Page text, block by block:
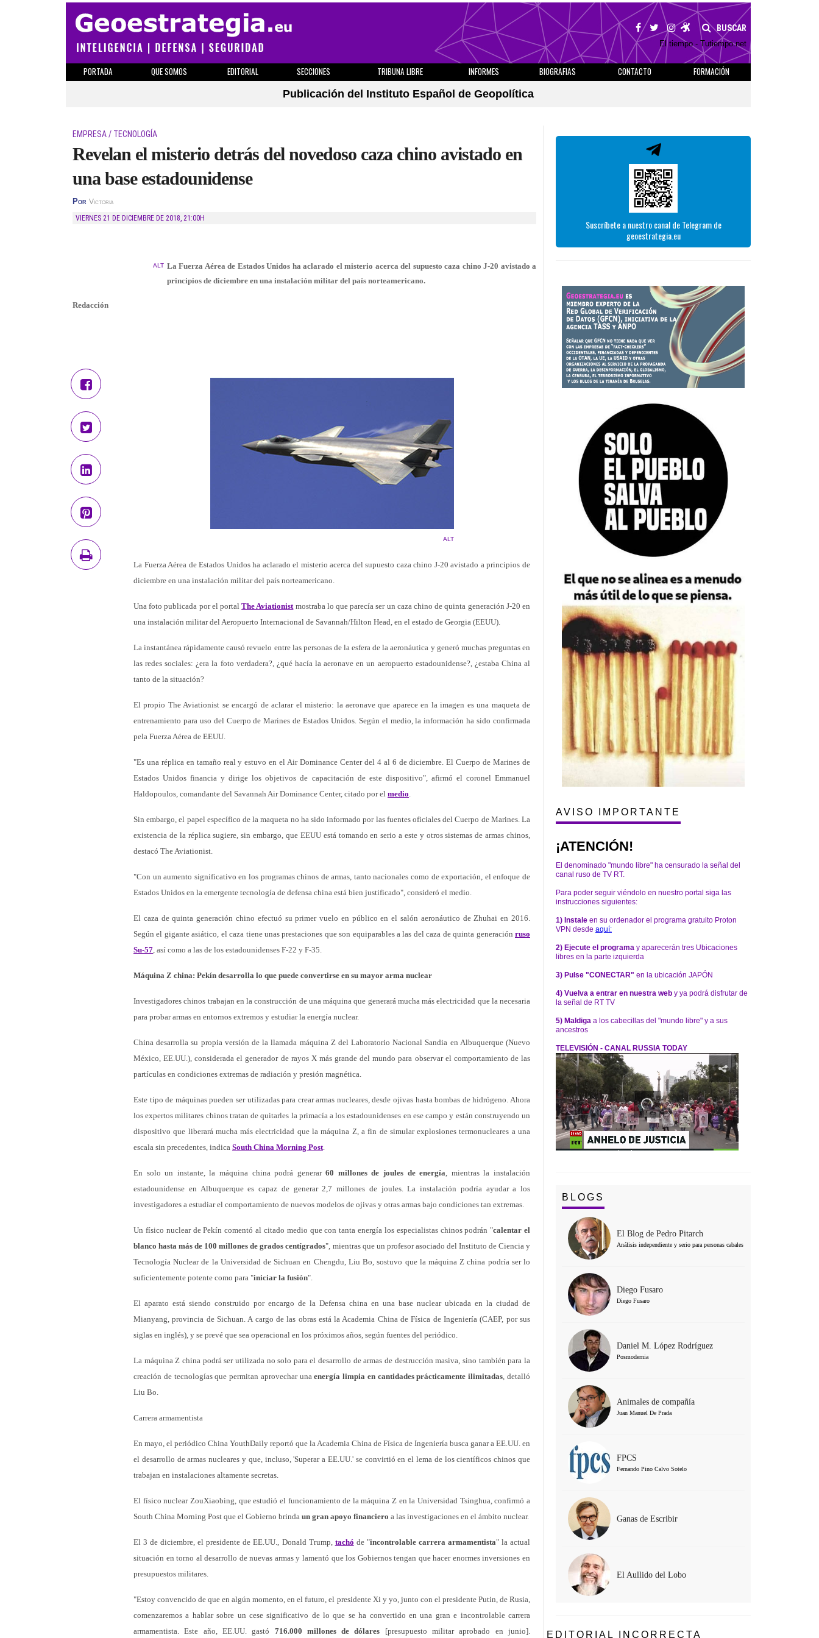
BUSCAR
El tiempo - Tutiempo.net
PORTADA QUE SOMOS EDITORIAL SECCIONES TRIBUNA LIBRE INFORMES BIOGRAFIAS CONTACTO
FORMACIÓN
Publicación del Instituto Español de Geopolítica
EMPRESA / TECNOLOGÍA
Revelan el misterio detrás del novedoso caza chino avistado en
una base estadounidense
Por Victoria
VIERNES 21 DE DICIEMBRE DE 2018, 21:00H
ALT La Fuerza Aérea de Estados Unidos ha aclarado el misterio acerca del supuesto caza chino J-20 avistado a
principios de diciembre en una instalación militar del país norteamericano.
Redacción
ALT
La Fuerza Aérea de Estados Unidos ha aclarado el misterio acerca del supuesto caza chino J-20 avistado a principios de
diciembre en una instalación militar del país norteamericano.
Una foto publicada por el portalThe Aviationistmostraba lo que parecía ser un caza chino de quinta generación J-20 en
una instalación militar del Aeropuerto Internacional de Savannah/Hilton Head, en el estado de Georgia (EEUU).
La instantánea rápidamente causó revuelo entre las personas de la esfera de la aeronáutica y generó muchas preguntas en
las redes sociales: ¿era la foto verdadera?, ¿qué hacía la aeronave en un aeropuerto estadounidense?, ¿estaba China al
tanto de la situación?
El propio The Aviationist se encargó de aclarar el misterio: la aeronave que aparece en la imagen es una maqueta de
entrenamiento para uso del Cuerpo de Marines de Estados Unidos. Según el medio, la información ha sido confirmada
pela Fuerza Aérea de EEUU.
"Es una réplica en tamaño real y estuvo en el Air Dominance Center del 4 al 6 de diciembre. El Cuerpo de Marines de
Estados Unidos financia y dirige los objetivos de capacitación de este dispositivo", afirmó el coronel Emmanuel
Haldopoulos, comandante del Savannah Air Dominance Center, citado por el medio.
Sin embargo, el papel específico de la maqueta no ha sido informado por las fuentes oficiales del Cuerpo de Marines. La
existencia de la réplica sugiere, sin embargo, que EEUU está tomando en serio a este y otros sistemas de armas chinos,
destacó The Aviationist.
"Con un aumento significativo en los programas chinos de armas, tanto nacionales como de exportación, el enfoque de
Estados Unidos en la emergente tecnología de defensa china está bien justificado", consideró el medio.
El caza de quinta generación chino efectuó su primer vuelo en público en el salón aeronáutico de Zhuhai en 2016.
Según el gigante asiático, el caza tiene unas prestaciones que son equiparables a las del caza de quinta generación ruso
Su-57, así como a las de los estadounidenses F-22 y F-35.
Máquina Z china: Pekín desarrolla lo que puede convertirse en su mayor arma nuclear
Investigadores chinos trabajan en la construcción de una máquina que generará mucha más electricidad que la necesaria
para probar armas en entornos extremos y estudiar la energía nuclear.
China desarrolla su propia versión de la llamada máquina Z del Laboratorio Nacional Sandia en Albuquerque (Nuevo
México, EE.UU.), considerada el generador de rayos X más grande del mundo para observar el comportamiento de las
partículas en condiciones extremas de radiación y presión magnética.
Este tipo de máquinas pueden ser utilizadas para crear armas nucleares, desde ojivas hasta bombas de hidrógeno. Ahora
los expertos militares chinos tratan de quitarles la primacía a los estadounidenses en ese campo y están construyendo un
dispositivo que liberará mucha más electricidad que la máquina Z, a fin de simular explosiones termonucleares a una
escala sin precedentes, indica South China Morning Post.
En solo un instante, la máquina china podrá generar60 millones de joules de energía, mientras la instalación
estadounidense en Albuquerque es capaz de generar 2,7 millones de joules. La instalación podría ayudar a los
investigadores a estudiar el comportamiento de nuevos modelos de ojivas y otras armas bajo condiciones tan extremas.
Un físico nuclear de Pekín comentó al citado medio que con tanta energía los especialistas chinos podrán "calentar el
blanco hasta más de 100 millones de grados centígrados", mientras que un profesor asociado del Instituto de Ciencia y
Tecnología Nuclear de la Universidad de Sichuan en Chengdu, Liu Bo, sostuvo que la máquina Z china podría ser lo
suficientemente potente como para "iniciar la fusión".
El aparato está siendo construido por encargo de la Defensa china en una base nuclear ubicada en la ciudad de
Mianyang, provincia de Sichuan. A cargo de las obras está la Academia China de Física de Ingeniería (CAEP, por sus
siglas en inglés), y se prevé que sea operacional en los próximos años, según fuentes del periódico.
La máquina Z china podrá ser utilizada no solo para el desarrollo de armas de destrucción masiva, sino también para la
creación de tecnologías que permitan aprovechar unaenergía limpia en cantidades prácticamente ilimitadas, detalló
Liu Bo.
Carrera armamentista
En mayo, el periódico China YouthDaily reportó que la Academia China de Física de Ingeniería busca ganar a EE.UU. en
el desarrollo de armas nucleares y que, incluso, 'Superar a EE.UU.' se convirtió en el lema de los científicos chinos que
trabajan en instalaciones altamente secretas.
El físico nuclear ZouXiaobing, que estudió el funcionamiento de la máquina Z en la Universidad Tsinghua, confirmó a
South China Morning Post que el Gobierno brinda un gran apoyo financiero a las investigaciones en el ámbito nuclear.
El 3 de diciembre, el presidente de EE.UU., Donald Trump, tachó de "incontrolable carrera armamentista" la actual
situación en torno al desarrollo de nuevas armas y lamentó que los Gobiernos tengan que hacer enormes inversiones en
presupuestos militares.
"Estoy convencido de que en algún momento, en el futuro, el presidente Xi y yo, junto con el presidente Putin, de Rusia,
comenzaremos a hablar sobre un cese significativo de lo que se ha convertido en una gran e incontrolable carrera
armamentista. Este año, EE.UU. gastó 716.000 millones de dólares [presupuesto militar aprobado en junio].
Suscríbete a nuestro canal de Telegram de
geoestrategia.eu
AVISO IMPORTANTE
¡ATENCIÓN!
El denominado "mundo libre" ha censurado la señal del
canal ruso de TV RT.
Para poder seguir viéndolo en nuestro portal siga las
instrucciones siguientes:
1) Instale en su ordenador el programa gratuito Proton
VPN desde aquí:
2) Ejecute el programa y aparecerán tres Ubicaciones
libres en la parte izquierda
3) Pulse "CONECTAR" en la ubicación JAPÓN
4) Vuelva a entrar en nuestra web y ya podrá disfrutar de
la señal de RT TV
5) Maldiga a los cabecillas del "mundo libre" y a sus
ancestros
TELEVISIÓN - CANAL RUSSIA TODAY
BLOGS
El Blog de Pedro Pitarch
Análisis independiente y serio para personas cabales
Diego Fusaro
Diego Fusaro
Daniel M. López Rodríguez
Posmodernia
Animales de compañía
Juan Manuel De Prada
FPCS
Fernando Pino Calvo Sotelo
Ganas de Escribir
El Aullido del Lobo
EDITORIAL INCORRECTA